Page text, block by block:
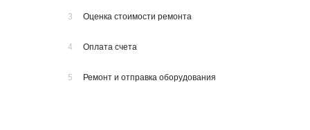
3 Оценка стоимости ремонта
4 Оплата счета
5 Ремонт и отправка оборудования